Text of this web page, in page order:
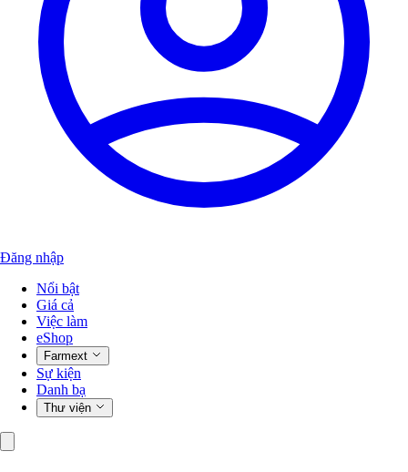
Đăng nhập
Nổi bật
Giá cả
Việc làm
eShop
Farmext
Sự kiện
Danh bạ
Thư viện